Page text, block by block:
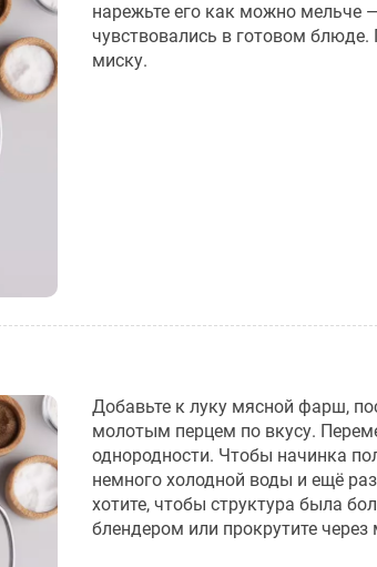
нарежьте его как можно мельче
чувствовались в готовом
миску.
Добавьте к луку мясной фарш,
молотым перцем по вкусу.
однородности. Чтобы начинка
немного холодной воды и ещё
хотите, чтобы структура была
блендером или прокрутите